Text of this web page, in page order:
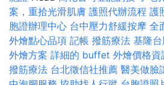
案，重拾光滑肌膚 護照代辦流程 護
胞證辦理中心 台中壓力舒緩按摩 全
外燴點心品項 記帳 撥筋療法 基隆
外燴方案 詳細的 buffet 外燴價格資
撥筋療法 台北徵信社推薦 醫美做臉